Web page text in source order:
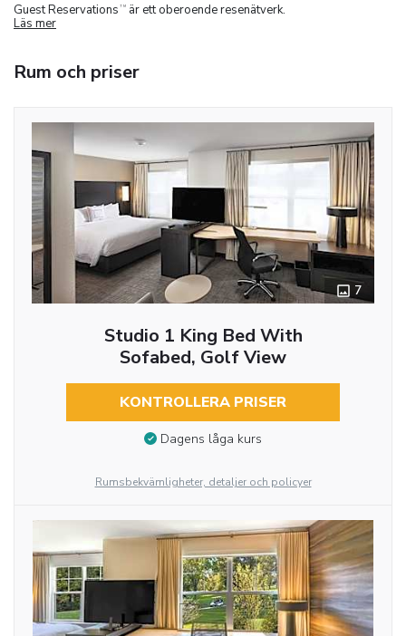
Guest Reservations TM
är ett oberoende resenätverk.
Läs mer
Rum och priser
7
Studio 1 King Bed With
Sofabed, Golf View
KONTROLLERA PRISER
Dagens låga kurs
Rumsbekvämligheter, detaljer och policyer